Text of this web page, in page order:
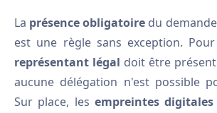
La présence obligatoire du
est une règle sans exception.
représentant légal doit être
aucune délégation n'est possible
Sur place, les empreintes digitales